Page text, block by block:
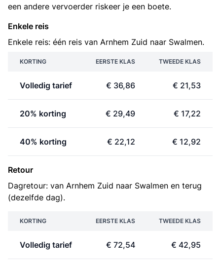
een andere vervoerder riskeer je een boete.
Enkele reis
Enkele reis: één reis van Arnhem Zuid naar Swalmen.
KORTING EERSTE KLAS TWEEDE KLAS
Volledig tarief € 36,86 € 21,53
20% korting € 29,49 € 17,22
40% korting € 22,12 € 12,92
Retour
Dagretour: van Arnhem Zuid naar Swalmen en terug
(dezelfde dag).
KORTING EERSTE KLAS TWEEDE KLAS
Volledig tarief € 72,54 € 42,95